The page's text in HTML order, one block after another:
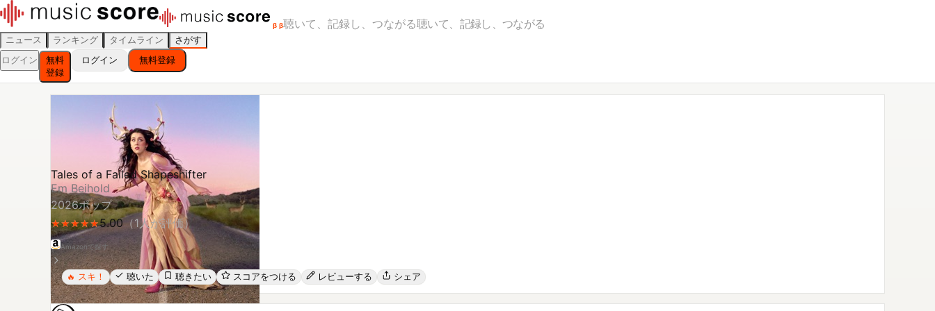
β β聴いて、記録し、つながる聴いて、記録し、つながる
ニュース ランキング タイムライン
さがす
ログイン
無料
登録
ログイン 無料登録
Tales of a Failed Shapeshifter
Em Beihold
2026ポップ
★
★★
★★
★★
★★
★5.00（1 人が評価）
Amazonで探す
🔥 スキ！ 聴いた 聴きたい スコアをつける レビューする シェア